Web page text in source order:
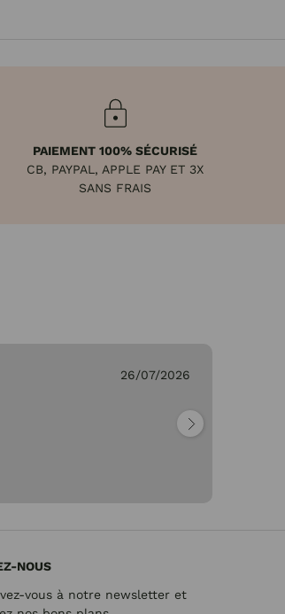
PAIEMENT 100% SÉCURISÉ
CB, PAYPAL, APPLE PAY ET 3X
SANS FRAIS
26/07/2026
NOUS
vous à notre newsletter et